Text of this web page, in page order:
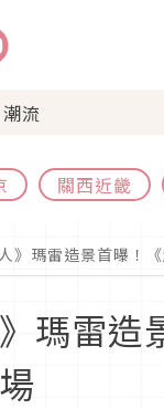
潮流
關西近畿
》瑪雷造景首曝！
瑪雷